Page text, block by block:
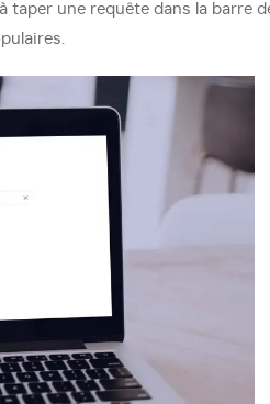
une requête dans la barre